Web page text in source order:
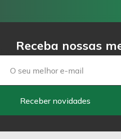
Receba nossas
Email
Receber novidades